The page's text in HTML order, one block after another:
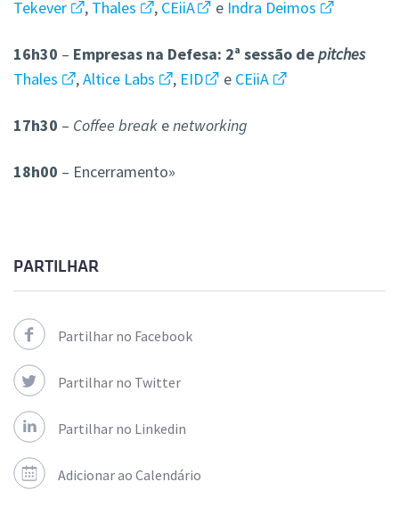
Tekever
, Thales , CEiiA e Indra Deimos
16h30 – Empresas na Defesa: 2ª sessão depitches
Thales
,Altice Labs , EID e CEiiA
17h30 – Coffee break enetworking
18h00 – Encerramento»
PARTILHAR
Partilhar no Facebook
Partilhar no Twitter
Partilhar no Linkedin
Adicionar ao Calendário